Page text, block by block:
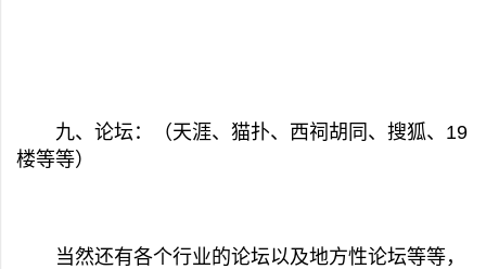
九、论坛：（天涯、猫扑、西祠胡同、搜狐、19
楼等等）
当然还有各个行业的论坛以及地方性论坛等等，